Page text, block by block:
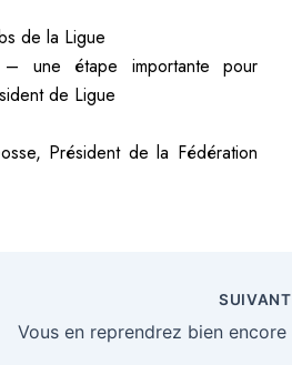
de la Ligue
une étape importante pour
de Ligue
, Président de la Fédération
SUIVANT